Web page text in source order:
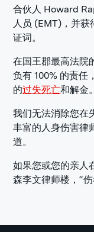
合伙人 Howard
人员 (EMT)，并获
证词。
在国王郡最高法院
负有 100% 的责任
的过失死亡和解金
我们无法消除您在
丰富的人身伤害律
道。
如果您或您的亲人
森李文律师楼，“伤